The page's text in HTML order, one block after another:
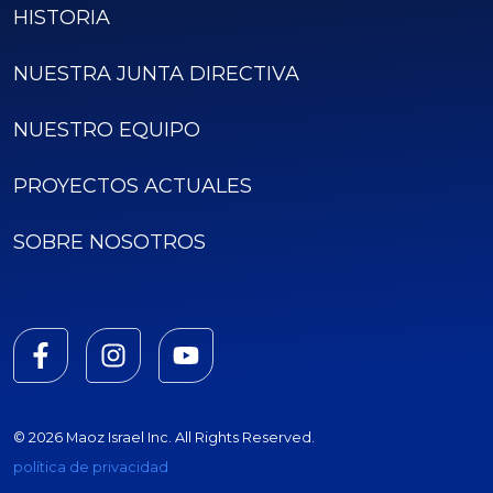
HISTORIA
NUESTRA JUNTA DIRECTIVA
NUESTRO EQUIPO
PROYECTOS ACTUALES
SOBRE NOSOTROS
© 2026 Maoz Israel Inc. All Rights Reserved.
política de privacidad